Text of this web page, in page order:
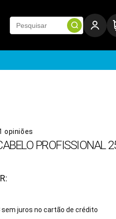
opiniões
PROFISSIONAL
sem juros no cartão de crédito